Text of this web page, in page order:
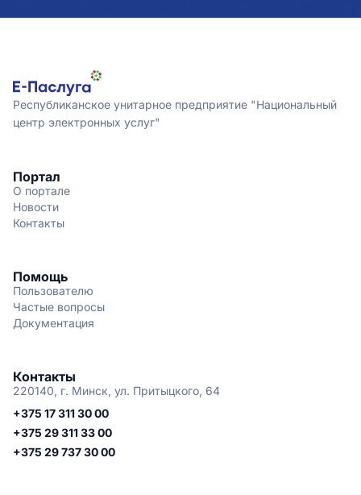
Республиканское унитарное предприятие "Национальный
центр электронных услуг"
Портал
О портале
Новости
Контакты
Помощь
Пользователю
Частые вопросы
Документация
Контакты
220140, г. Минск, ул. Притыцкого, 64
+375 17 311 30 00
+375 29 311 33 00
+375 29 737 30 00